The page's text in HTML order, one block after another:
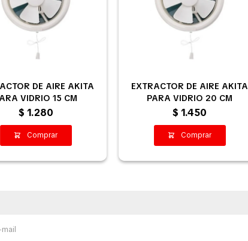
DE AIRE AKITA
VIDRIO 15 CM
$ 1.280
EXTRACTOR DE AIRE AKITA
PARA VIDRIO 20 CM
$ 1.450